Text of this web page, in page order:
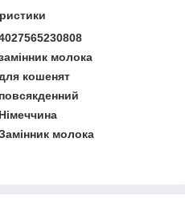
молока
кошенят
повсякденний
Німеччина
молока